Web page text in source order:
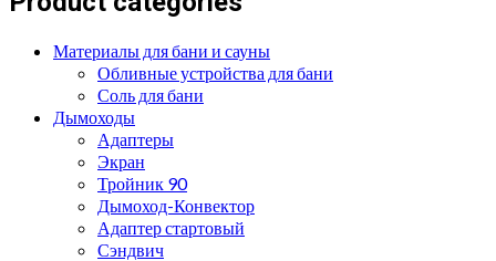
Материалы для бани и сауны
Обливные устройства для бани
Соль для бани
Дымоходы
Адаптеры
Экран
Тройник 90
Дымоход-Конвектор
Адаптер стартовый
Сэндвич